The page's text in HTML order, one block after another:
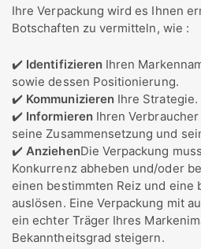
Ihre Verpackung wird es Ihnen
Botschaften zu vermitteln, wie :
✔️ Identifizieren Ihren
sowie dessen Positionierung.
✔️ KommunizierenIhre Strategie.
✔️ InformierenIhren
seine Zusammensetzung und
✔️ AnziehenDie Verpackung
Konkurrenz abheben und/oder
einen bestimmten Reiz und eine
auslösen. Eine Verpackung mit
ein echter Träger Ihres
Bekanntheitsgrad steigern.